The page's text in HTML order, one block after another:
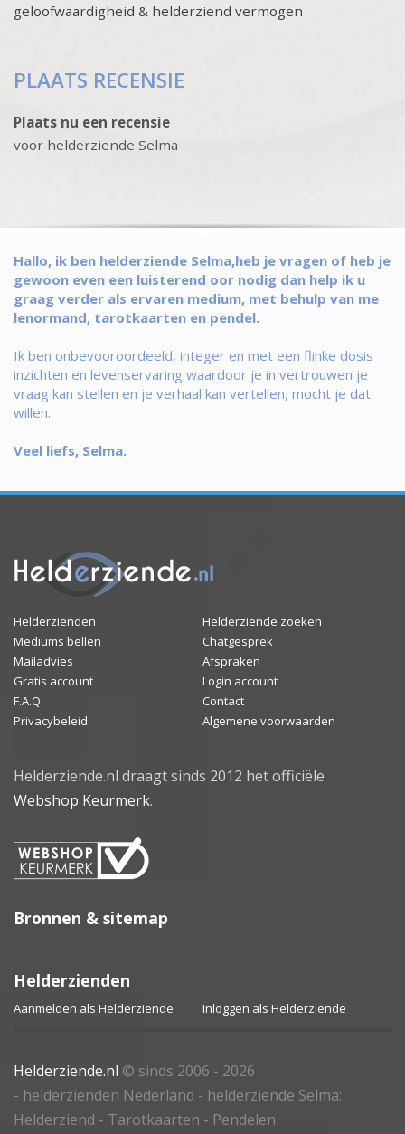
geloofwaardigheid & helderziend vermogen
PLAATS RECENSIE
Plaats nu een recensie
voor helderziende Selma
Hallo, ik ben helderziende Selma,heb je vragen of heb je
gewoon even een luisterend oor nodig dan help ik u
graag verder als ervaren medium, met behulp van me
lenormand, tarotkaarten en pendel.
Ik ben onbevooroordeeld, integer en met een flinke dosis
inzichten en levenservaring waardoor je in vertrouwen je
vraag kan stellen en je verhaal kan vertellen, mocht je dat
willen.
Veel liefs, Selma.
Helderzienden
Helderziende zoeken
Mediums bellen
Chatgesprek
Mailadvies
Afspraken
Gratis account
Login account
F.A.Q
Contact
Privacybeleid
Algemene voorwaarden
Helderziende.nl draagt sinds 2012 het officiële
Webshop Keurmerk.
Bronnen & sitemap
Helderzienden
Aanmelden als Helderziende Inloggen als Helderziende
Helderziende.nl © sinds 2006 - 2026
- helderzienden Nederland - helderziende Selma:
Helderziend - Tarotkaarten - Pendelen